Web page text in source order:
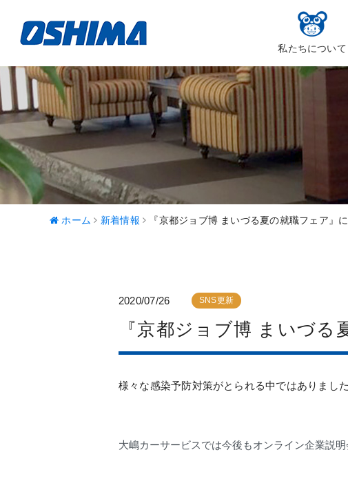
私たちについて
ホーム 新着情報 『京都ジョブ博 まいづる夏の就職フェア』
2020/07/26 SNS更新
『京都ジョブ博 まいづ
様々な感染予防対策がとられる中ではありまし
大嶋カーサービスでは今後もオンライン企業説